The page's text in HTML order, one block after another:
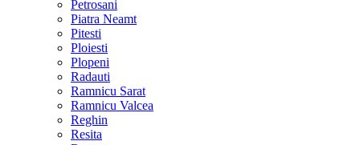
Petrosani
Piatra Neamt
Pitesti
Ploiesti
Plopeni
Radauti
Ramnicu Sarat
Ramnicu Valcea
Reghin
Resita